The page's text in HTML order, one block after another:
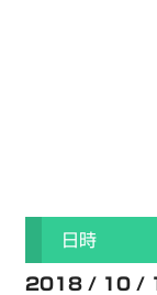
日時
2018 / 10 /